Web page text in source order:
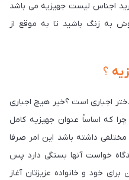
اجناس لیست جهیزیه می باشد
به زنگ باشید تا به موقع از
؟
اجباری است ؟خیر هیچ اجباری
که اساساً عنوان جهیزیه کامل
داشته باشد این امر صرفا
خواست آنها بستگی دارد پس
خود و خانواده عزیزتان آغاز